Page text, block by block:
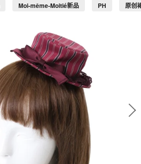
止
Moi-même-Moitié新品 PH 原创